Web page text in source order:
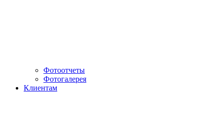
Фотоотчеты
Фотогалерея
Клиентам